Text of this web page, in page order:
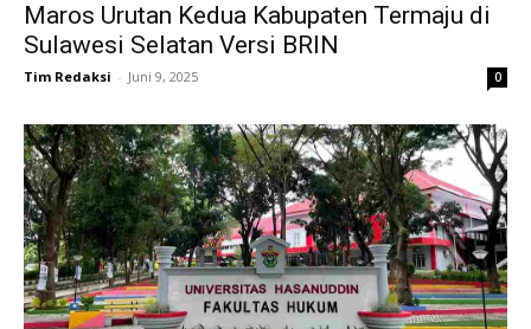
Maros Urutan Kedua Kabupaten Termaju di
Sulawesi Selatan Versi BRIN
Tim Redaksi - Juni 9, 2025 0